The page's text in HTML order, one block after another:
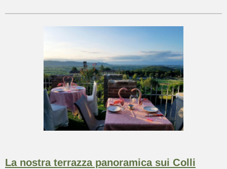
La nostra terrazza panoramica sui Colli